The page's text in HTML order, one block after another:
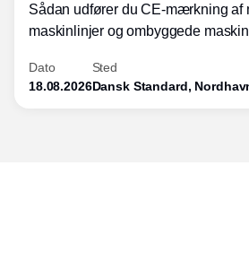
Sådan udfører du CE-mærkning af
maskinlinjer og ombyggede
Dato
18.08.2026
Sted
Dansk Standard,